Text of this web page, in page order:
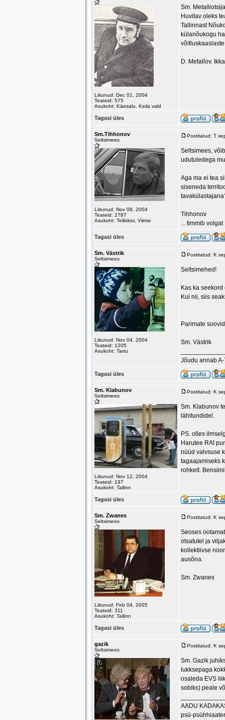
Liitunud: Dec 01, 2004
Teateid: 575
Asukoht: Käesalu, Keila vald
Sm.
Huvitav oleks
Tallinnast
külanõukogu
D. Metallov.
Tagasi üles
Sm.Tihhonov
Seltsimees
Liitunud: Nov 08, 2004
Teateid: 2787
Asukoht: Telliskivi, Viimsi
Postitatud: T
Seltsimees,
udutuledega
Aga ma ei tea
siseneda
Tihhonov
... timmib volgat
Tagasi üles
Sm. Västrik
Seltsimees
Liitunud: Nov 04, 2004
Teateid: 1205
Asukoht: Tartu
Postitatud: K
Seltsimehed!
Kas ka
Kui nii, siis
Parimate
Sm. Västrik
Jõudu annab
Tagasi üles
Sm. Klabunov
Seltsimees
Liitunud: Nov 12, 2004
Teateid: 197
Asukoht: Tallinn
Postitatud: K
Sm. Klabunov
lähitundidel.
PS. olles
Harutee RAI
nüüd valvsuse
tagaajamiseks
rohkelt.
Tagasi üles
Sm. Zwanes
Seltsimees
Liitunud: Feb 04, 2005
Teateid: 311
Asukoht: Tallinn
Postitatud: K
Seoses
otsatutel ja
kollektiivse
ausõna.
Sm. Zwanes
Tagasi üles
gazik
Seltsimees
Postitatud: K
Sm. Gazik
lukksepaga
osaleda EVS
sobiks) peale
AADU
psü-